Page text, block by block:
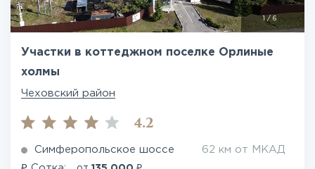
1/ 6
Участки в коттеджном поселке Орлиные
холмы
Чеховский район
4.2
Симферопольское шоссе 62 км от МКАД